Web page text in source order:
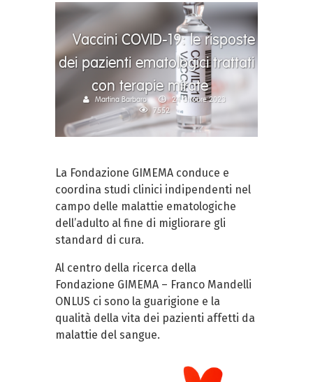
Vaccini COVID-19: le risposte
dei pazienti ematologici trattati
con terapie mirate
Martina Barbaro
24 Ottobre 2023
7552
La Fondazione GIMEMA conduce e
coordina studi clinici indipendenti nel
campo delle malattie ematologiche
dell’adulto al fine di migliorare gli
standard di cura.
Al centro della ricerca della
Fondazione GIMEMA – Franco Mandelli
ONLUS ci sono la guarigione e la
qualità della vita dei pazienti affetti da
malattie del sangue.